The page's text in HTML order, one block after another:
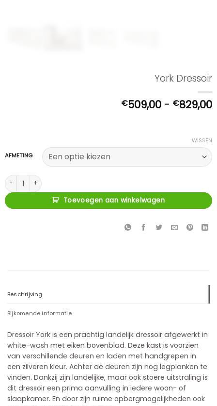
York Dressoir
€509,00 - €829,00
AFMETING
WISSEN
York Dressoir aantal
Toevoegen aan winkelwagen
Beschrijving
Bijkomende informatie
Dressoir York is een prachtig landelijk dressoir afgewerkt in
white-wash met eiken bovenblad. Deze kast is voorzien
van verschillende deuren en laden met handgrepen in
een zilveren kleur. Achter de deuren zijn nog legplanken te
vinden. Dankzij zijn landelijke, maar ook stoere uitstraling is
dit dressoir een prima aanvulling in iedere woon- of
slaapkamer. En door zijn ruime opbergmogelijkheden ook